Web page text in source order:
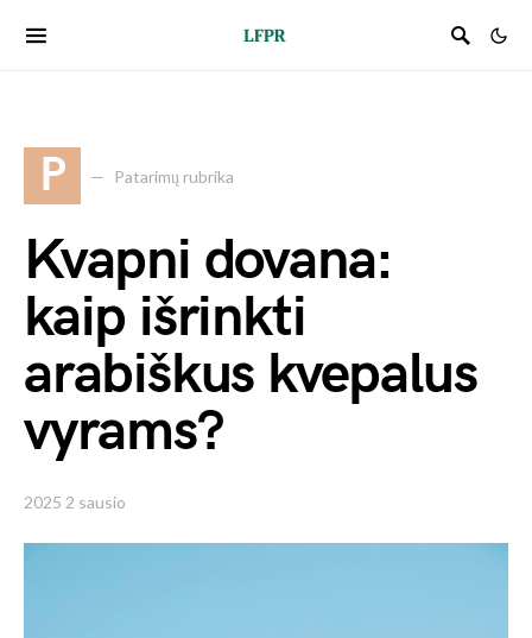
P Patarimų rubrika
Kvapni dovana:
kaip išrinkti
arabiškus kvepalus
vyrams?
2025 2 sausio